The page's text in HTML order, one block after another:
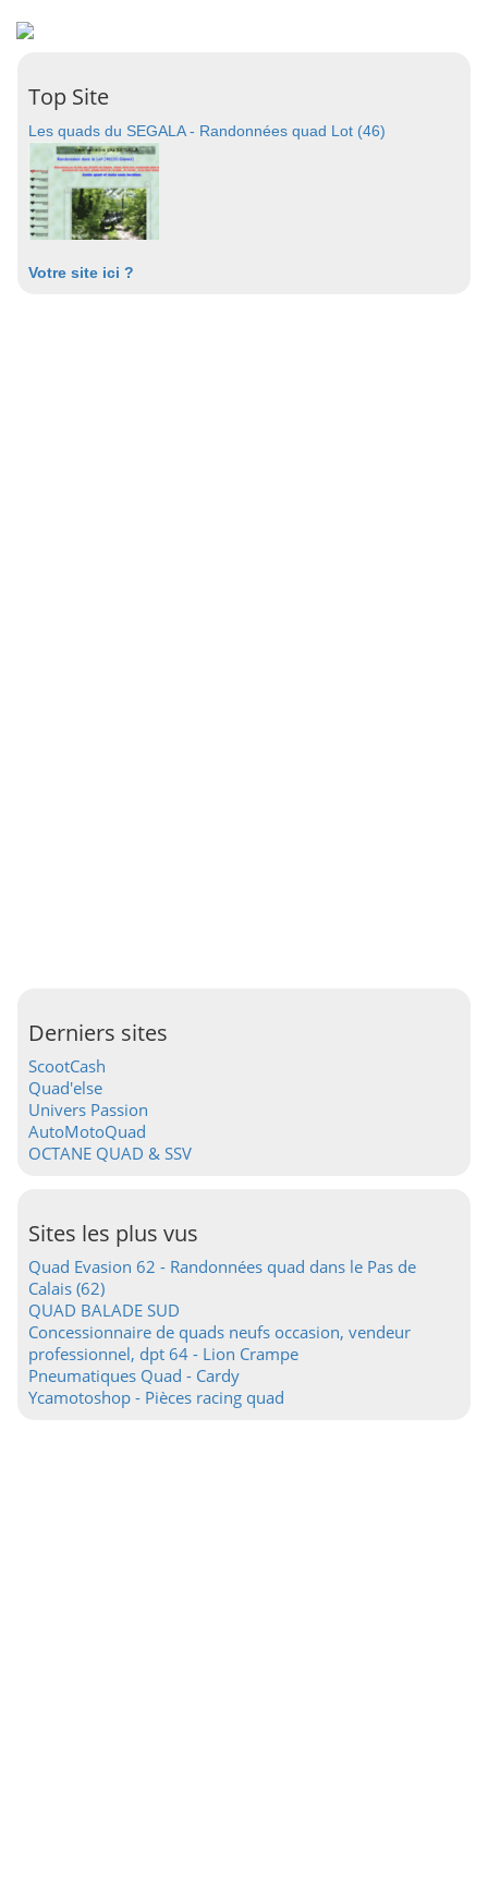
Top Site
Les quads du SEGALA - Randonnées quad Lot (46)
Votre site ici ?
Derniers sites
ScootCash
Quad'else
Univers Passion
AutoMotoQuad
OCTANE QUAD & SSV
Sites les plus vus
Quad Evasion 62 - Randonnées quad dans le Pas de
Calais (62)
QUAD BALADE SUD
Concessionnaire de quads neufs occasion, vendeur
professionnel, dpt 64 - Lion Crampe
Pneumatiques Quad - Cardy
Ycamotoshop - Pièces racing quad